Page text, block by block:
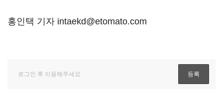
홍인택 기자 intaekd@etomato.com